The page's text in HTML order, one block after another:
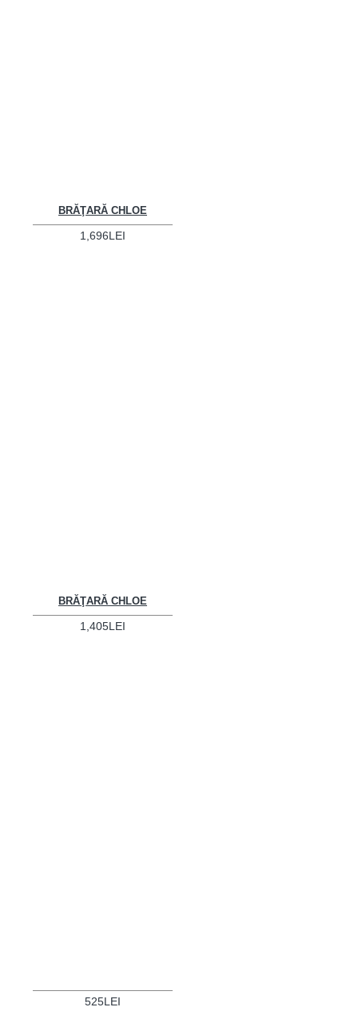
BRĂŢARĂ CHLOE
1,696LEI
BRĂŢARĂ CHLOE
1,405LEI
525LEI